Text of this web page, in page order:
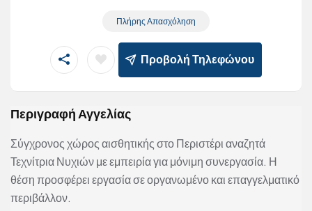
Πλήρης Απασχόληση
Προβολή Τηλεφώνου
Περιγραφή Αγγελίας
Σύγχρονος χώρος αισθητικής στο Περιστέρι αναζητά
Τεχνίτρια Νυχιών με εμπειρία για μόνιμη συνεργασία. Η
θέση προσφέρει εργασία σε οργανωμένο και επαγγελματικό
περιβάλλον.